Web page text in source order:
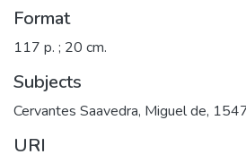
Format
117 p. ; 20 cm.
Subjects
Cervantes Saavedra, Miguel de,
URI